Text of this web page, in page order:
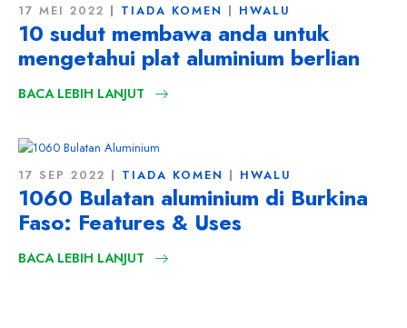
17 MEI 2022 TIADA KOMEN HWALU
10 sudut membawa anda untuk
mengetahui plat aluminium berlian
BACA LEBIH LANJUT
17 SEP 2022 TIADA KOMEN HWALU
1060 Bulatan aluminium di Burkina
Faso: Features & Uses
BACA LEBIH LANJUT